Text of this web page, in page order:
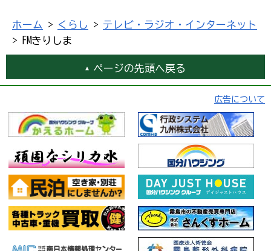
ホーム > くらし > テレビ・ラジオ・インターネット
> FMきりしま
ページの先頭へ戻る
広告について